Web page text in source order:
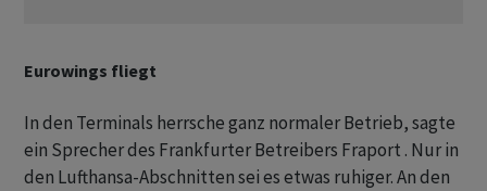
Eurowings fliegt
In den Terminals herrsche ganz normaler Betrieb, sagte
ein Sprecher des Frankfurter Betreibers Fraport . Nur in
den Lufthansa-Abschnitten sei es etwas ruhiger. An den